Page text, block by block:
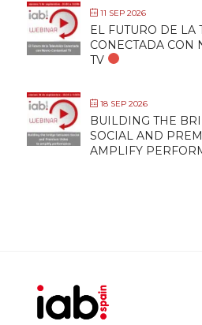
11 SEP 2026
EL FUTURO DE LA
CONECTADA CON
TV
18 SEP 2026
BUILDING THE
SOCIAL AND
AMPLIFY